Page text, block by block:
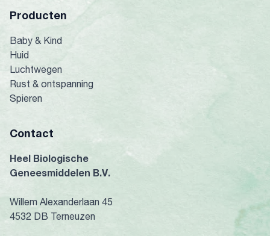
Producten
Baby & Kind
Huid
Luchtwegen
Rust & ontspanning
Spieren
Contact
Heel Biologische
Geneesmiddelen B.V.
Willem Alexanderlaan 45
4532 DB Terneuzen